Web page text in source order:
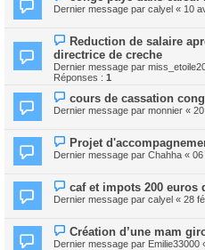
Dernier message par calyel « 10
Reduction de salaire
directrice de creche
Dernier message par
Réponses : 1
cours de cassation
Dernier message par monnier «
Projet
Dernier message par Chahha « 06
caf et impots 200 euros
Dernier message par calyel « 28
Création d’une mam
Dernier message par Emilie33000